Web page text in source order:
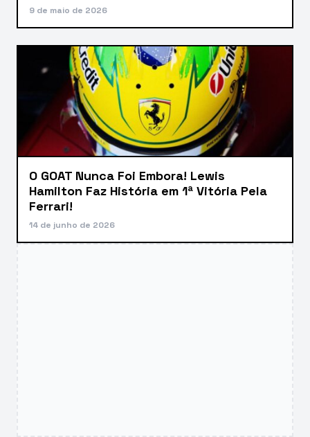
9 de maio de 2026
O GOAT Nunca Foi Embora! Lewis
Hamilton Faz História em 1ª Vitória Pela
Ferrari!
14 de junho de 2026